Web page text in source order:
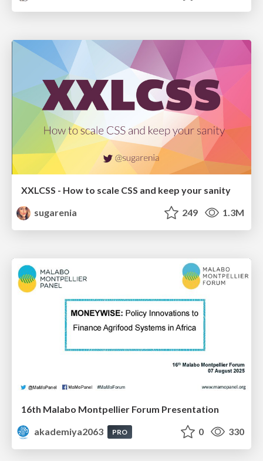
XXLCSS - How to scale CSS and keep your sanity
sugarenia
249 1.3M
16th Malabo Montpellier Forum Presentation
akademiya2063
PRO 0 330